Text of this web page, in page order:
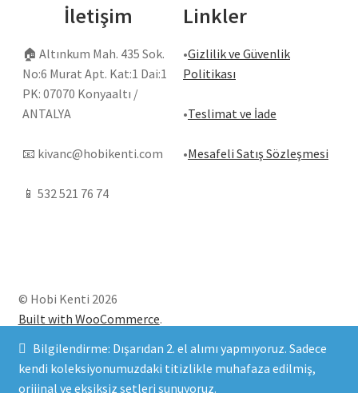
Bilgilendirme: Dışarıdan 2. el alımı yapmıyoruz. Sadece
kendi koleksiyonumuzdaki titizlikle muhafaza edilmiş,
orijinal ve eksiksiz setleri sunuyoruz.
İletişim
🏠 Altınkum Mah. 435 Sok.
No:6 Murat Apt. Kat:1 Dai:1
PK: 07070 Konyaaltı /
ANTALYA
📧 kivanc@hobikenti.com
📱 532 521 76 74
Linkler
•Gizlilik ve Güvenlik
Politikası
•Teslimat ve İade
•Mesafeli Satış Sözleşmesi
© Hobi Kenti 2026
Built with WooCommerce.